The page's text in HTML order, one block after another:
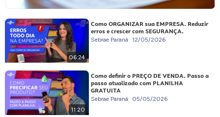
06:24
Como ORGANIZAR sua EMPRESA. Reduzir
erros e crescer com SEGURANÇA.
Sebrae Paraná 12/05/2026
11:20
Como definir o PREÇO DE VENDA. Passo a
passo atualizado com PLANILHA
GRATUITA
Sebrae Paraná 05/05/2026